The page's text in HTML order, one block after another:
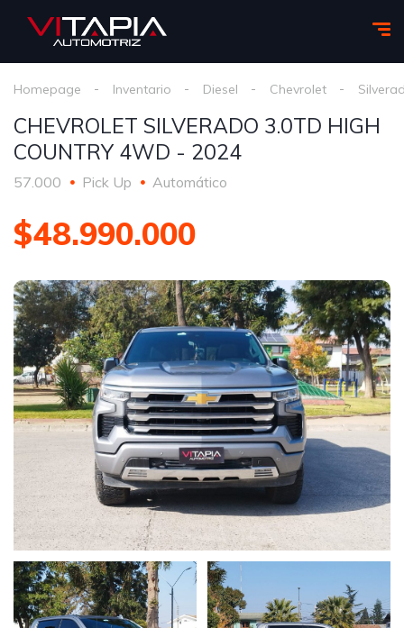
Homepage Inventario Diesel Chevrolet
CHEVROLET SILVERADO 3.0TD HIGH
COUNTRY 4WD - 2024
57.000 Pick Up Automático
$48.990.000